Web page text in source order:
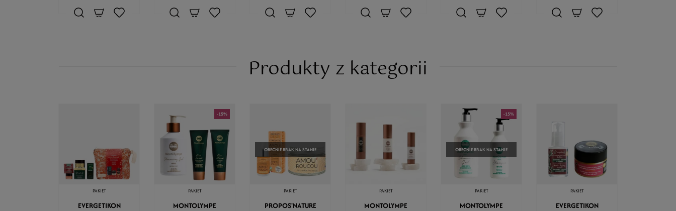
Produkty z kategorii
PAKIET
EVERGETIKON
-15%
PAKIET
MONTOLYMPE
PAKIET
OBECNIE BRAK NA STANIE
PROPOS'NATURE
PAKIET
MONTOLYMPE
-15%
PAKIET
OBECNIE BRAK NA STANIE
MONTOLYMPE
PAKIET
EVERGETIKON